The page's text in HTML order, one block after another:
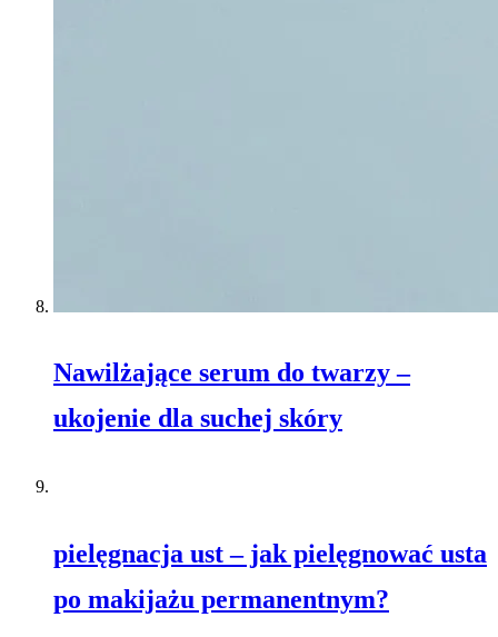
Nawilżające serum do twarzy –
ukojenie dla suchej skóry
pielęgnacja ust – jak pielęgnować usta
po makijażu permanentnym?